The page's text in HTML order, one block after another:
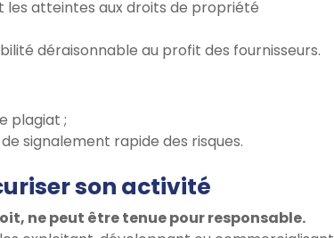
les atteintes aux droits de propriété
déraisonnable au profit des fournisseurs.
plagiat ;
signalement rapide des risques.
son activité
ne peut être tenue pour responsable.